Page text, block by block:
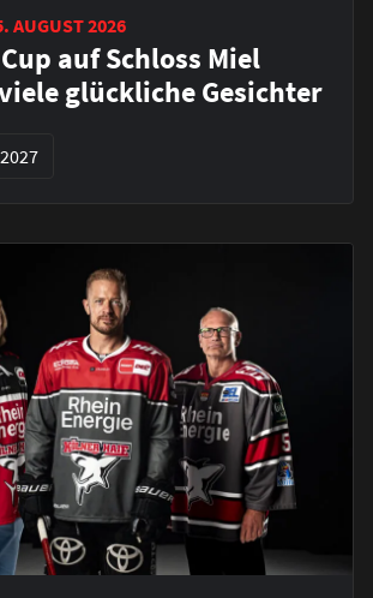
AUGUST 2026
auf Schloss Miel
glückliche Gesichter